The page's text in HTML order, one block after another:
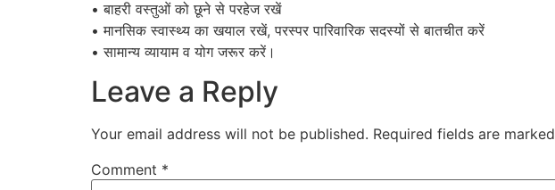
• बाहरी वस्तुओं को छूने से परहेज रखें
• मानसिक स्वास्थ्य का खयाल रखें, परस्पर पारिवारिक सदस्यों से बातचीत करें
• सामान्य व्यायाम व योग जरूर करें।
Leave a Reply
Your email address will not be published. Required fields are marked
Comment *